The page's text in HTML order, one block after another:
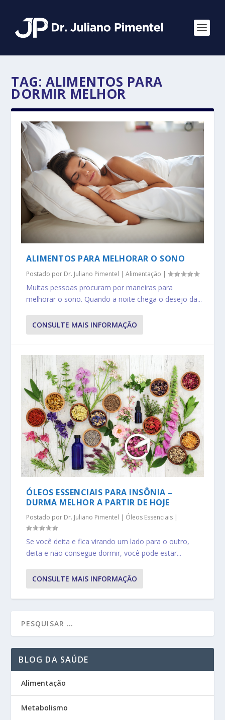
TAG: ALIMENTOS PARA
DORMIR MELHOR
ALIMENTOS PARA MELHORAR O SONO
Postado por Dr. Juliano Pimentel |Alimentação |
Muitas pessoas procuram por maneiras para
melhorar o sono. Quando a noite chega o desejo da...
CONSULTE MAIS INFORMAÇÃO
ÓLEOS ESSENCIAIS PARA INSÔNIA –
DURMA MELHOR A PARTIR DE HOJE
Postado por Dr. Juliano Pimentel | Óleos Essenciais |
Se você deita e fica virando um lado para o outro,
deita e não consegue dormir, você pode estar...
CONSULTE MAIS INFORMAÇÃO
BLOG DA SAÚDE
Alimentação
Metabolismo